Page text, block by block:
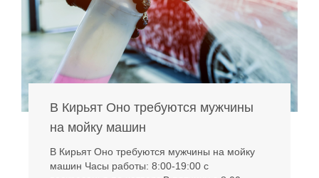
В Кирьят Оно требуются мужчины
на мойку машин
В Кирьят Оно требуются мужчины на мойку
машин Часы работы: 8:00-19:00 с